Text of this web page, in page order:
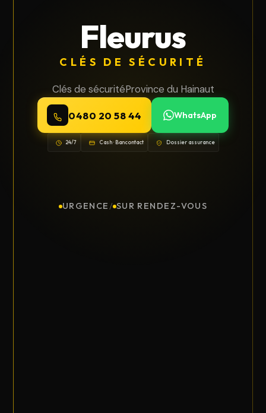
Fleurus
CLÉS DE SÉCURITÉ
Clés de sécuritéProvince du Hainaut
0480 20 58 44 WhatsApp
24/7 Cash · Bancontact Dossier assurance
URGENCE / SUR RENDEZ-VOUS